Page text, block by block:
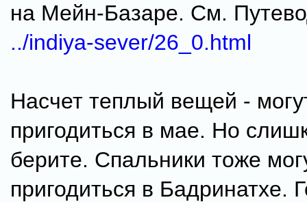
на Мейн-Базаре. См.
../indiya-sever/26_0.html
Насчет теплый вещей -
пригодиться в мае. Но
берите. Спальники тоже
пригодиться в Бадринатхе.